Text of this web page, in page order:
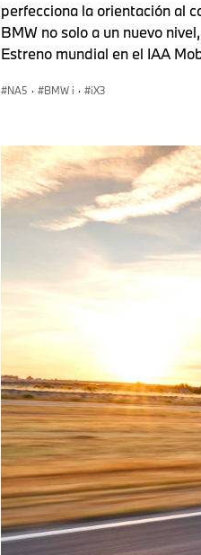
perfecciona la orientación al
BMW no solo a un nuevo
Estreno mundial en el IAA
NA5 · BMW i · iX3